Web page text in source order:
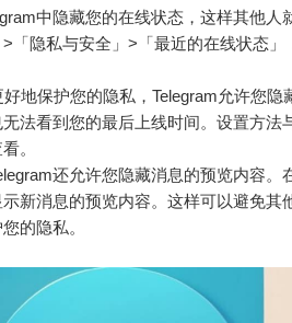
中隐藏您的在线状态，这样其他人
「隐私与安全」>「最近的在线状态」
好地保护您的隐私，Telegram允许您隐
法看到您的最后上线时间。设置方法
。
还允许您隐藏消息的预览内容
新消息的预览内容。这样可以避免其
的隐私。